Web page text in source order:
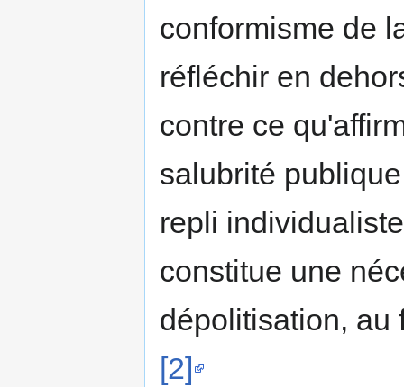
conformisme de
réfléchir en
contre ce
salubrité
repli
constitue une
dépolitisation, au
[2]